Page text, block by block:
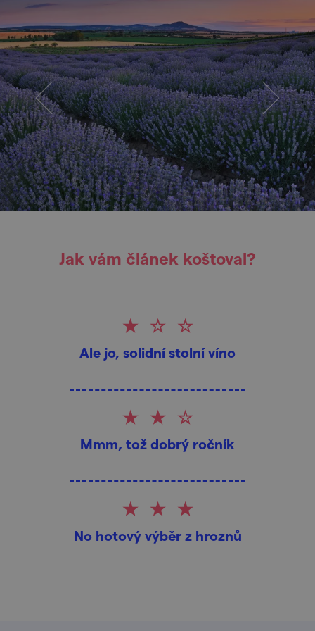
Jak vám článek koštoval?
Ale jo, solidní stolní víno
Mmm, tož dobrý ročník
No hotový výběr z hroznů